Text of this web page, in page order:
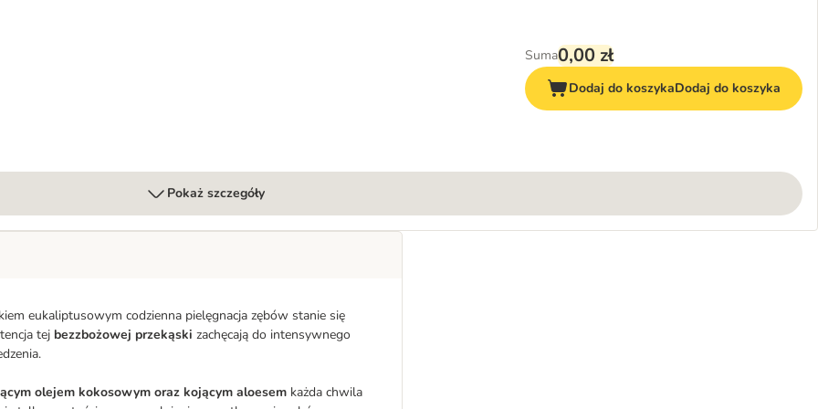
Suma0,00 zł
Dodaj do koszykaDodaj do koszyka
Pokaż szczegóły
eukaliptusowym codzienna pielęgnacja zębów stanie się
tej bezzbożowej przekąski zachęcają do intensywnego
olejem kokosowym oraz kojącym aloesem każda chwila